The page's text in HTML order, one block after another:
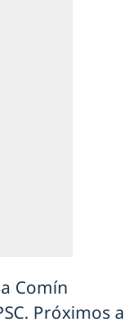
Comín
Próximos a